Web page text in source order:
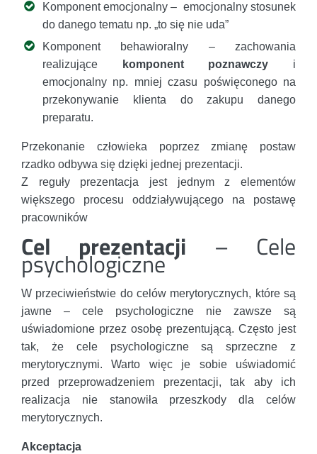
Komponent emocjonalny – emocjonalny stosunek
do danego tematu np. „to się nie uda”
Komponent behawioralny – zachowania
realizujące
komponent poznawczy i
emocjonalny np. mniej czasu poświęconego na
przekonywanie klienta do zakupu danego
preparatu.
Przekonanie człowieka poprzez zmianę postaw
rzadko odbywa się dzięki jednej prezentacji.
Z reguły prezentacja jest jednym z elementów
większego procesu oddziaływującego na postawę
pracowników
Cel prezentacji – Cele
psychologiczne
W przeciwieństwie do celów merytorycznych, które są
jawne – cele psychologiczne nie zawsze są
uświadomione przez osobę prezentującą. Często jest
tak, że cele psychologiczne są sprzeczne z
merytorycznymi. Warto więc je sobie uświadomić
przed przeprowadzeniem prezentacji, tak aby ich
realizacja nie stanowiła przeszkody dla celów
merytorycznych.
Akceptacja